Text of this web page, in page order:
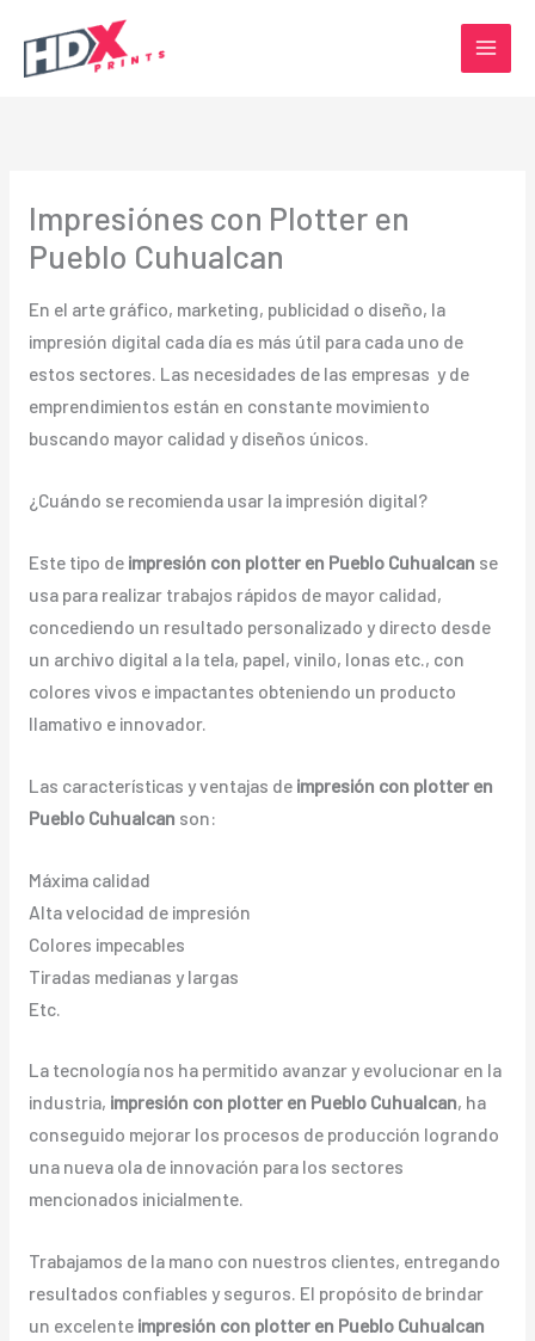
contenido
Impresiónes con Plotter en
Pueblo Cuhualcan
En el arte gráfico, marketing, publicidad o diseño, la
impresión digital cada día es más útil para cada uno de
estos sectores. Las necesidades de las empresas y de
emprendimientos están en constante movimiento
buscando mayor calidad y diseños únicos.
¿Cuándo se recomienda usar la impresión digital?
Este tipo de impresión con plotter en Pueblo Cuhualcan se
usa para realizar trabajos rápidos de mayor calidad,
concediendo un resultado personalizado y directo desde
un archivo digital a la tela, papel, vinilo, lonas etc., con
colores vivos e impactantes obteniendo un producto
llamativo e innovador.
Las características y ventajas de impresión con plotter en
Pueblo Cuhualcan son:
Máxima calidad
Alta velocidad de impresión
Colores impecables
Tiradas medianas y largas
Etc.
La tecnología nos ha permitido avanzar y evolucionar en la
industria, impresión con plotter en Pueblo Cuhualcan, ha
conseguido mejorar los procesos de producción logrando
una nueva ola de innovación para los sectores
mencionados inicialmente.
Trabajamos de la mano con nuestros clientes, entregando
resultados confiables y seguros. El propósito de brindar
un excelente impresión con plotter en Pueblo Cuhualcan